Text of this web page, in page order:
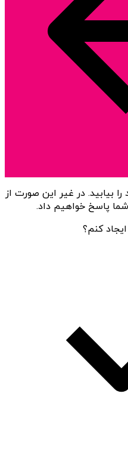
بیابید. در غیر این صورت از
پاسخ خواهیم داد.
کنم؟